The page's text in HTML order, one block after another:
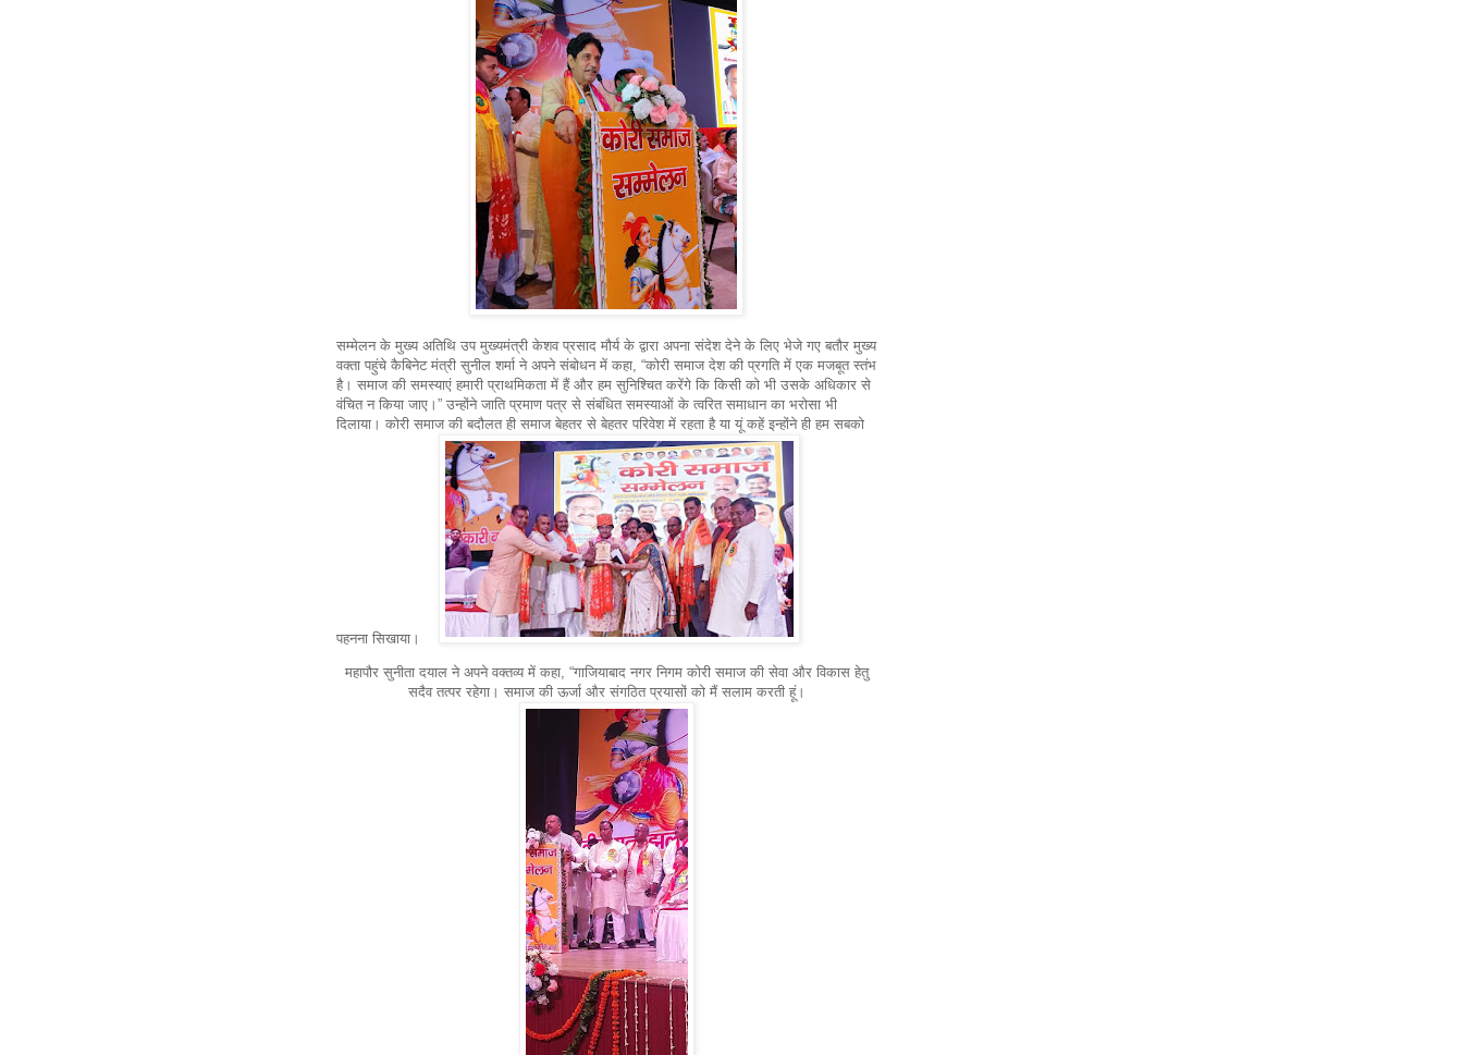
सम्मेलन के मुख्य अतिथि उप मुख्यमंत्री केशव प्रसाद मौर्य के द्वारा अपना संदेश देने के लिए भेजे गए बतौर मुख्य
वक्ता पहुंचे कैबिनेट मंत्री सुनील शर्मा ने अपने संबोधन में कहा, “कोरी समाज देश की प्रगति में एक मजबूत स्तंभ
है। समाज की समस्याएं हमारी प्राथमिकता में हैं और हम सुनिश्चित करेंगे कि किसी को भी उसके अधिकार से
वंचित न किया जाए।” उन्होंने जाति प्रमाण पत्र से संबंधित समस्याओं के त्वरित समाधान का भरोसा भी
दिलाया। कोरी समाज की बदौलत ही समाज बेहतर से बेहतर परिवेश में रहता है या यूं कहें इन्होंने ही हम सबको
पहनना सिखाया।
महापौर सुनीता दयाल ने अपने वक्तव्य में कहा, “गाजियाबाद नगर निगम कोरी समाज की सेवा और विकास हेतु
सदैव तत्पर रहेगा। समाज की ऊर्जा और संगठित प्रयासों को मैं सलाम करती हूं।